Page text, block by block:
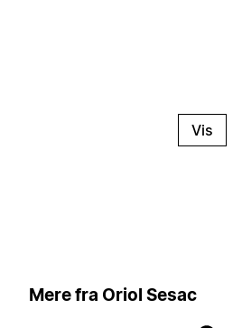
Vis
Mere fra Oriol Sesac